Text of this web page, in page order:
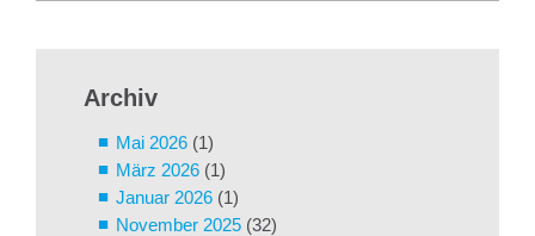
Archiv
Mai 2026 (1)
März 2026 (1)
Januar 2026 (1)
November 2025 (32)